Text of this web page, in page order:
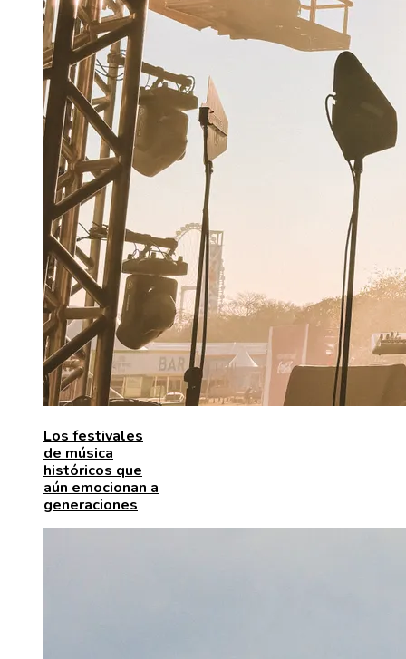
Los festivales
de música
históricos que
aún emocionan a
generaciones